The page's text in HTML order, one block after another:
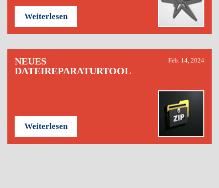
Weiterlesen
NEUES
DATEIREPARATURTOOL
Feb. 14, 2024
Weiterlesen